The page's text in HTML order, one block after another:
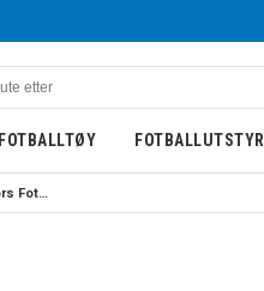
FOTBALLTØY FOTBALLUTSTYR
Puma KING 21 IT Innendørs Fotballsko White Pack